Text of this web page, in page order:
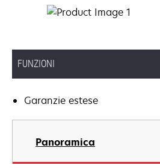
FUNZIONI
Garanzie estese
Panoramica